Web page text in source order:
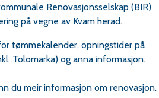
d
f
Renovasjonsselskap (BIR)
på vegne av Kvam herad.
tømmekalender, opningstider på
Tolomarka) og anna informasjon.
du meir informasjon om renovasjon.